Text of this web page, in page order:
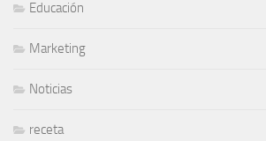
Educación
Marketing
Noticias
receta